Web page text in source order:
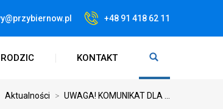
+48 91 418 62 11
RODZIC KONTAKT
Aktualności > UWAGA! KOMUNIKAT DLA ...